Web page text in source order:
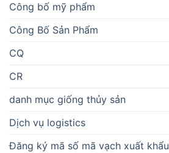
Công bố mỹ phẩm
Công Bố Sản Phẩm
CQ
CR
danh mục giống thủy sản
Dịch vụ logistics
Đăng ký mã số mã vạch xuất khẩu